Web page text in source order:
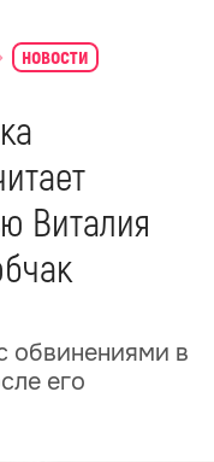
новости
Виталия
обвинениями в
его